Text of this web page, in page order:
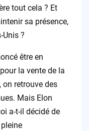
tout cela ? Et
sa présence,
Unis ?
être en
la vente de la
on retrouve des
Mais Elon
a-t-il décidé de